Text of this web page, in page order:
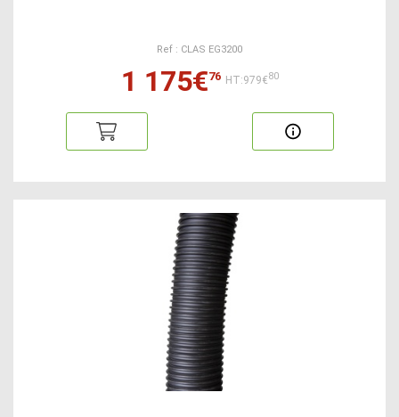
Ref : CLAS EG3200
1 175€76 HT:979€80